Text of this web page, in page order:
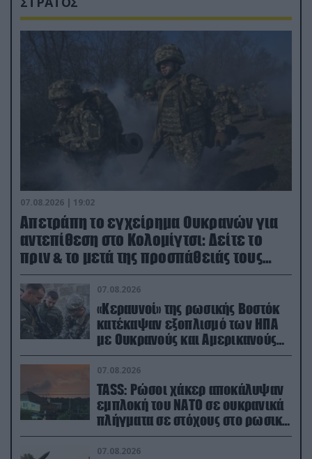
07.08.2026 | 19:02
Απετράπη το εγχείρημα Ουκρανών για
αντεπίθεση στο Κολομίγτσι: Δείτε το
πριν & το μετά της προσπάθειάς τους
(βίντεο)
07.08.2026
«Κεραυνοί» της ρωσικής Βοστόκ
κατέκαψαν εξοπλισμό των ΗΠΑ
με Ουκρανούς και Αμερικανούς
μισθοφόρους – Δείτε βίντεο
07.08.2026
TASS: Ρώσοι χάκερ αποκάλυψαν
εμπλοκή του ΝΑΤΟ σε ουκρανικά
πλήγματα σε στόχους στο ρωσικό
έδαφος!
07.08.2026